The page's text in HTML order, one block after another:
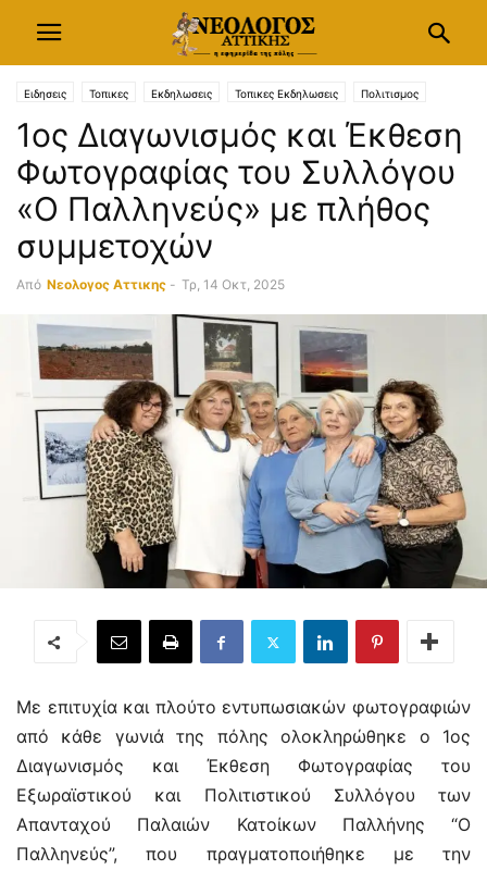
Ειδησεις Τοπικες Εκδηλωσεις Τοπικες Εκδηλωσεις Πολιτισμος
Φωτογραφια
1ος Διαγωνισμός και Έκθεση
Φωτογραφίας του Συλλόγου
«Ο Παλληνεύς» με πλήθος
συμμετοχών
Από Νεολογος Αττικης - Τρ, 14 Οκτ, 2025
Με επιτυχία και πλούτο εντυπωσιακών φωτογραφιών
από κάθε γωνιά της πόλης ολοκληρώθηκε ο 1ος
Διαγωνισμός και Έκθεση Φωτογραφίας του
Εξωραϊστικού και Πολιτιστικού Συλλόγου των
Απανταχού Παλαιών Κατοίκων Παλλήνης “Ο
Παλληνεύς”, που πραγματοποιήθηκε με την